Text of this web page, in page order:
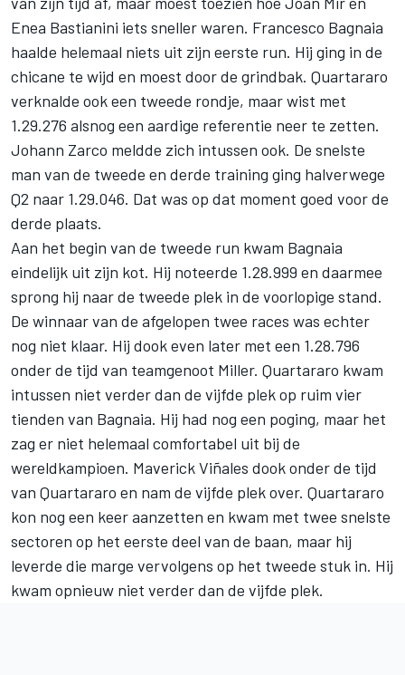
Enea Bastianini iets sneller waren. Francesco Bagnaia
haalde helemaal niets uit zijn eerste run. Hij ging in de
chicane te wijd en moest door de grindbak. Quartararo
verknalde ook een tweede rondje, maar wist met
1.29.276 alsnog een aardige referentie neer te zetten.
Johann Zarco meldde zich intussen ook. De snelste
man van de tweede en derde training ging halverwege
Q2 naar 1.29.046. Dat was op dat moment goed voor de
derde plaats.
Aan het begin van de tweede run kwam Bagnaia
eindelijk uit zijn kot. Hij noteerde 1.28.999 en daarmee
sprong hij naar de tweede plek in de voorlopige stand.
De winnaar van de afgelopen twee races was echter
nog niet klaar. Hij dook even later met een 1.28.796
onder de tijd van teamgenoot Miller. Quartararo kwam
intussen niet verder dan de vijfde plek op ruim vier
tienden van Bagnaia. Hij had nog een poging, maar het
zag er niet helemaal comfortabel uit bij de
wereldkampioen. Maverick Viñales dook onder de tijd
van Quartararo en nam de vijfde plek over. Quartararo
kon nog een keer aanzetten en kwam met twee snelste
sectoren op het eerste deel van de baan, maar hij
leverde die marge vervolgens op het tweede stuk in. Hij
kwam opnieuw niet verder dan de vijfde plek.